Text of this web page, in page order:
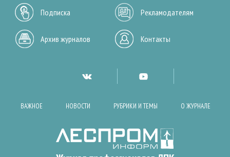
Подписка Рекламодателям
Архив журналов Контакты
ВАЖНОЕ НОВОСТИ РУБРИКИ И ТЕМЫ О ЖУРНАЛЕ